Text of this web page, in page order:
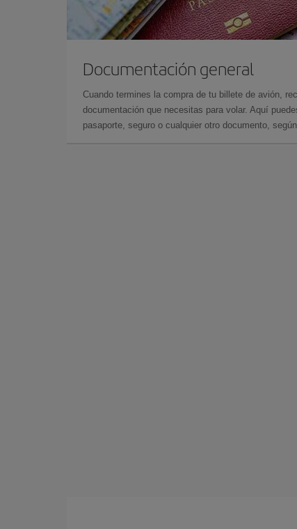
Documentación general
Cuando termines la compra de tu billete de avión,
documentación que necesitas para volar. Aquí
pasaporte, seguro o cualquier otro documento,